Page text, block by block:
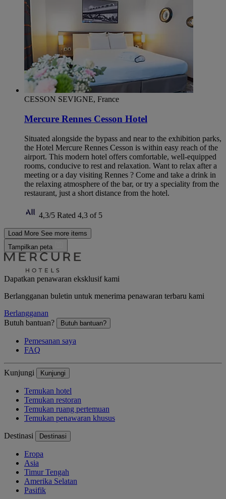
CESSON SEVIGNE, France
Mercure Rennes Cesson Hotel
Situated alongside the bypass and near to the exhibition parks,
the Hotel Mercure Rennes Cesson is within easy reach of the
airport. This modern hotel offers comfortable, well-equipped
rooms, conducive to rest and relaxation. Want to relax after a
meeting or a day visiting Rennes ? Come and take a drink in
the relaxing atmosphere of the bar, or try a speciality from the
restaurant, just a short distance from the hotel.
4,3/5 Rated 4,3 of 5
Load More See more items
Tampilkan peta
Dapatkan penawaran eksklusif kami
Berlangganan buletin untuk menerima penawaran terbaru kami
Berlangganan
Butuh bantuan?
Butuh bantuan?
Pemesanan saya
FAQ
Kunjungi Kunjungi
Temukan hotel
Temukan restoran
Temukan ruang pertemuan
Temukan penawaran khusus
Destinasi Destinasi
Eropa
Asia
Timur Tengah
Amerika Selatan
Pasifik